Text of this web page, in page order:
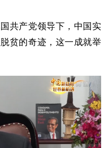
产党领导下，中国实
贫的奇迹，这一成就举